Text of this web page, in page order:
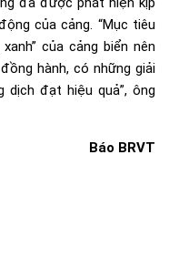
của cảng. “Mục tiêu
của cảng biển nên
hành, có những giải
dịch đạt hiệu quả”, ông
Báo BRVT